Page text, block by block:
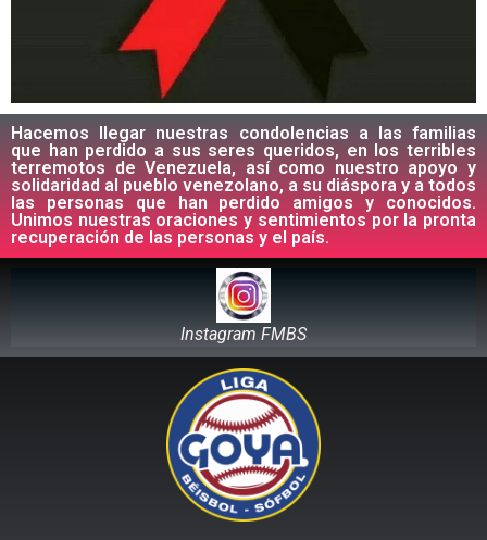
Hacemos llegar nuestras condolencias a las familias
que han perdido a sus seres queridos, en los terribles
terremotos de Venezuela, así como nuestro apoyo y
solidaridad al pueblo venezolano, a su diáspora y a todos
las personas que han perdido amigos y conocidos.
Unimos nuestras oraciones y sentimientos por la pronta
recuperación de las personas y el país.
Instagram FMBS